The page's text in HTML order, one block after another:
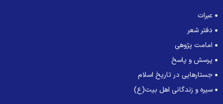
عبرات
دفتر شعر
امامت پژوهی
پرسش و پاسخ
جستارهایی در تاریخ اسلام
سیره و زندگانی اهل بیت(ع)